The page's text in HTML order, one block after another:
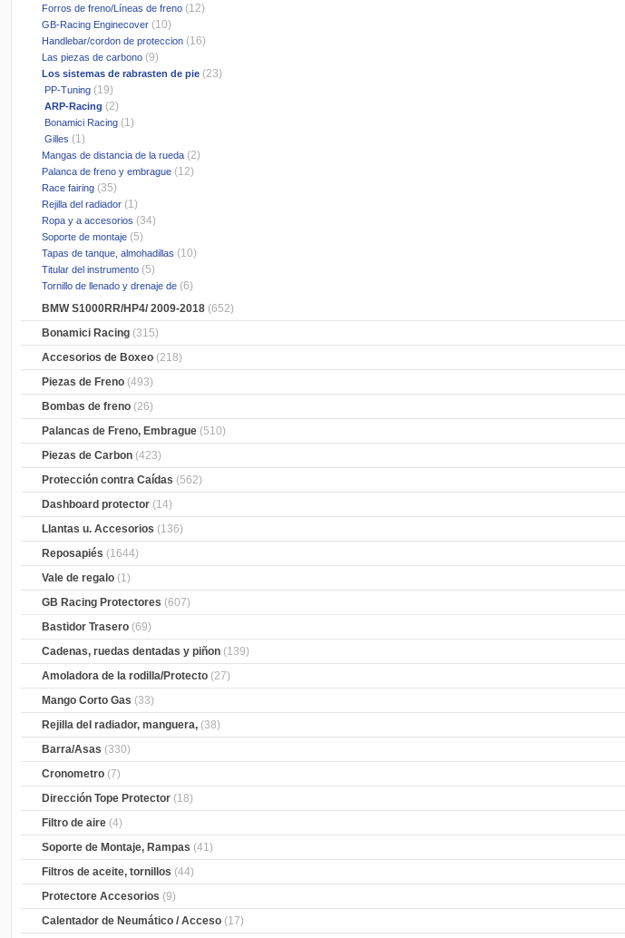
Forros de freno/Líneas de freno (12)
GB-Racing Enginecover (10)
Handlebar/cordon de proteccion (16)
Las piezas de carbono (9)
Los sistemas de rabrasten de pie (23)
PP-Tuning (19)
ARP-Racing (2)
Bonamici Racing (1)
Gilles (1)
Mangas de distancia de la rueda (2)
Palanca de freno y embrague (12)
Race fairing (35)
Rejilla del radiador (1)
Ropa y a accesorios (34)
Soporte de montaje (5)
Tapas de tanque, almohadillas (10)
Titular del instrumento (5)
Tornillo de llenado y drenaje de (6)
BMW S1000RR/HP4/ 2009-2018 (652)
Bonamici Racing (315)
Accesorios de Boxeo (218)
Piezas de Freno (493)
Bombas de freno (26)
Palancas de Freno, Embrague (510)
Piezas de Carbon (423)
Protección contra Caídas (562)
Dashboard protector (14)
Llantas u. Accesorios (136)
Reposapiés (1644)
Vale de regalo (1)
GB Racing Protectores (607)
Bastidor Trasero (69)
Cadenas, ruedas dentadas y piñon (139)
Amoladora de la rodilla/Protecto (27)
Mango Corto Gas (33)
Rejilla del radiador, manguera, (38)
Barra/Asas (330)
Cronometro (7)
Dirección Tope Protector (18)
Filtro de aire (4)
Soporte de Montaje, Rampas (41)
Filtros de aceite, tornillos (44)
Protectore Accesorios (9)
Calentador de Neumático / Acceso (17)